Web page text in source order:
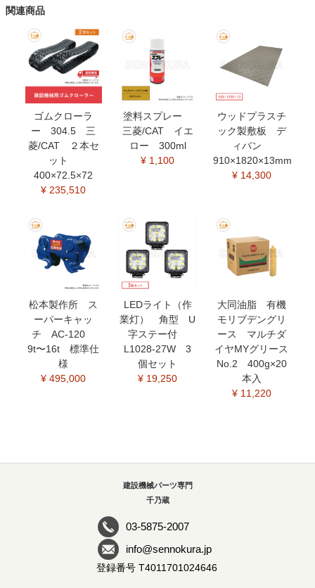
関連商品
ゴムクローラ
ー 304.5 三
菱/CAT ２本セ
ット
400×72.5×72
¥ 235,510
塗料スプレー
三菱/CAT イエ
ロー 300ml
¥ 1,100
ウッドプラスチ
ック製敷板 デ
ィバン
910×1820×13mm
¥ 14,300
松本製作所 ス
ーパーキャッ
チ AC-120
9t〜16t 標準仕
様
¥ 495,000
LEDライト（作
業灯） 角型 U
字ステー付
L1028-27W 3
個セット
¥ 19,250
大同油脂 有機
モリブデングリ
ース マルチダ
イヤMYグリース
No.2 400g×20
本入
¥ 11,220
建設機械パーツ専門
千乃蔵
03-5875-2007
info@sennokura.jp
登録番号 T4011701024646